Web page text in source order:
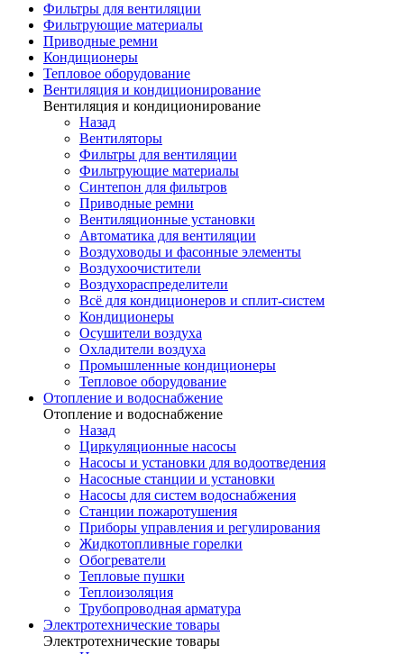
Фильтры для вентиляции
Фильтрующие материалы
Приводные ремни
Кондиционеры
Тепловое оборудование
Вентиляция и кондиционирование
Вентиляция и кондиционирование
Назад
Вентиляторы
Фильтры для вентиляции
Фильтрующие материалы
Синтепон для фильтров
Приводные ремни
Вентиляционные установки
Автоматика для вентиляции
Воздуховоды и фасонные элементы
Воздухоочистители
Воздухораспределители
Всё для кондиционеров и сплит-систем
Кондиционеры
Осушители воздуха
Охладители воздуха
Промышленные кондиционеры
Тепловое оборудование
Отопление и водоснабжение
Отопление и водоснабжение
Назад
Циркуляционные насосы
Насосы и установки для водоотведения
Насосные станции и установки
Насосы для систем водоснабжения
Станции пожаротушения
Приборы управления и регулирования
Жидкотопливные горелки
Обогреватели
Тепловые пушки
Теплоизоляция
Трубопроводная арматура
Электротехнические товары
Электротехнические товары